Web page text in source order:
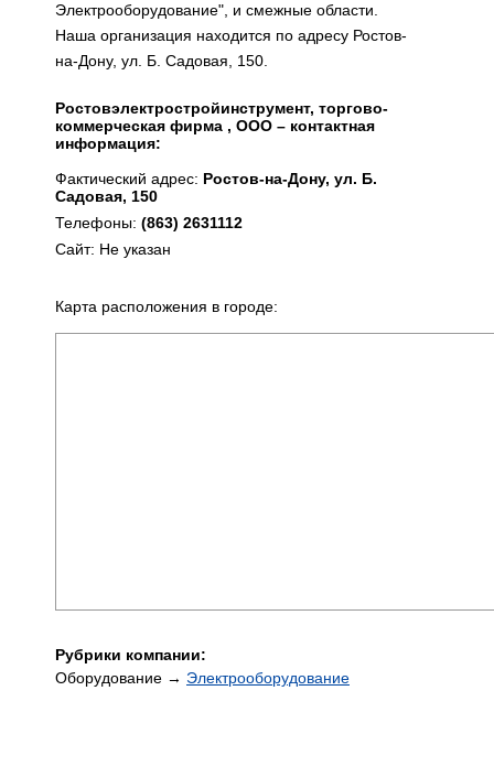
Электрооборудование", и смежные области.
Наша организация находится по адресу Ростов-
на-Дону, ул. Б. Садовая, 150.
Ростовэлектростройинструмент, торгово-
коммерческая фирма , ООО – контактная
информация:
Фактический адрес: Ростов-на-Дону, ул. Б.
Садовая, 150
Телефоны: (863) 2631112
Сайт: Не указан
Карта расположения в городе:
Рубрики компании:
Оборудование → Электрооборудование